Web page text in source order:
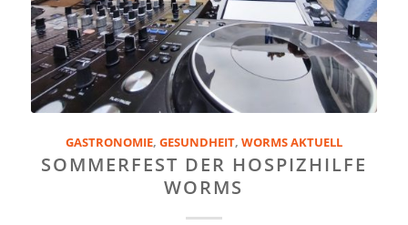
GASTRONOMIE, GESUNDHEIT, WORMS AKTUELL
SOMMERFEST DER HOSPIZHILFE
WORMS